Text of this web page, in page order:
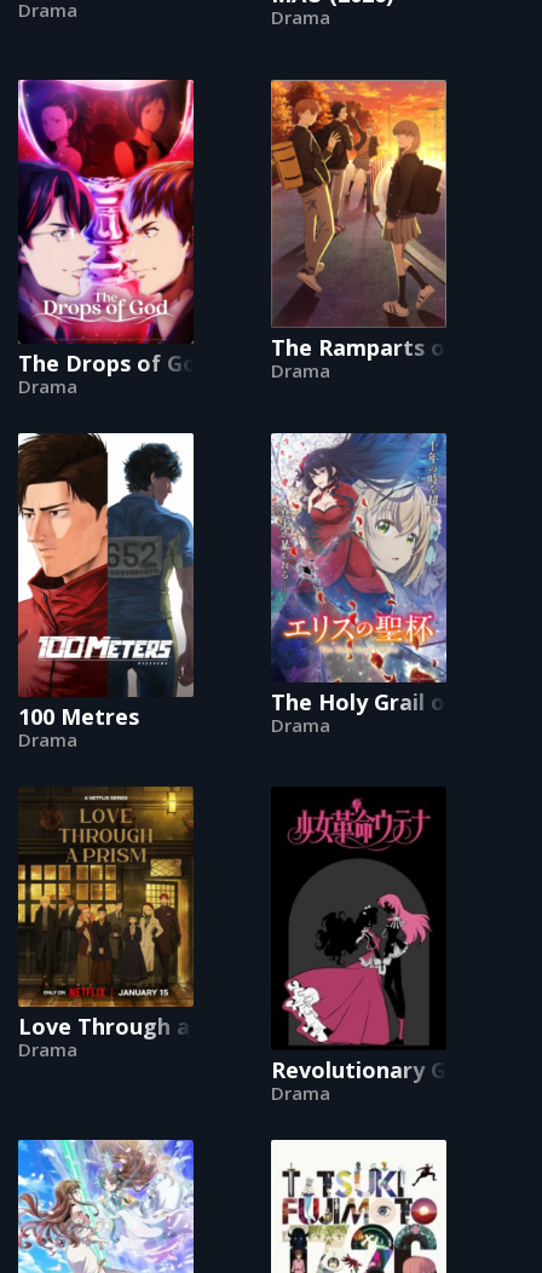
Drama Drama
The Drops of God
Drama
The Ramparts of Ice
Drama
100 Metres
Drama
The Holy Grail of Eris
Drama
Love Through a Prism
Drama
Revolutionary Girl Utena
Drama